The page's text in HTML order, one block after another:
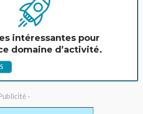
intéressantes pour
domaine d’activité.
-